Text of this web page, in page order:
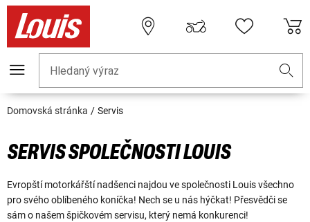
Hledaný výraz
Domovská stránka Servis
SERVIS SPOLEČNOSTI LOUIS
Evropští motorkářští nadšenci najdou ve společnosti Louis všechno
pro svého oblíbeného koníčka! Nech se u nás hýčkat! Přesvědči se
sám o našem špičkovém servisu, který nemá konkurenci!